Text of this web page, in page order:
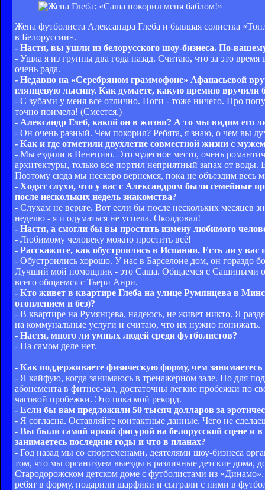
Жена футболиста Александра Глеба и бывшая солистка
в Белоруссии».
- Настя, вы ушли из белорусского шоу-бизнеса. По-
- Ушла я из группы два года назад. Считаю, что за это
очень рада.
- Недавно на «Серебряном граммофоне» Афанасьевой
глянцевую лысину. Как думаете, какую премию вручили
- С зубами у меня все отлично. Ноги - тоже ничего. Про
точно поимела! (Смеется.)
- Александр Глеб, какой он в жизни? А то мы видим его
- Он очень разный. Чем покорил? Ребята, я знаю, о чем вы
- Как и где отметили двухлетие совместной жизни с
- Мы ездили в Венецию. Это чудесное место, очень
архитектуры, только все портил неприятный запах от
Поэтому сюда мы нескоро вернемся, пока не объездим весь
- Ходят слухи, что у вас с Александром были
после нескольких недель знакомства?
- Слухам не верьте. Вот если бы после нескольких месяцев
неделю - я и одуматься не успела. Околдовал!
- Настя, а смогли бы вы простить измену любимого
- Любимому человеку можно простить всё!
- Расскажите, как обустроились в Испании. Есть ли у
- Обустроились хорошо. У нас в Барселоне дом, он
Лучший мой помощник - это Саша. Общаемся с Сашиными
всего общаемся с Тьери Анри.
- Кто живет в квартире Глеба на улице Румянцева в
отоплением и без)?
- В квартире на Румянцева, надеюсь, не живет никто. Я
на коммунальные услуги и считаю, что их нужно понижать.
- Настя, много ли умных людей среди футболистов?
- На самом деле нет.
- Как поддерживаете физическую форму, чем занимаетесь
- Я кайфую, когда занимаюсь в тренажерном зале. Но для
абонемента в фитнес-зал, достаточны легкие пробежки по
часовой пробежки. Это пока мой рекорд.
- Если бы вам предложили 50 тысяч долларов за
- Я согласна. Оставляйте контактные данные. Чего не
- Вы были самой яркой фигурой на белорусской сцене и
занимаетесь последние годы и что в планах?
- Год назад мы со спортсменами, деятелями шоу-бизнеса
том, что мы организуем выезды в различные детские дома,
Стародорожском детском доме с футболистами из
ребят в форму, подарили шарфики и сыграли с ними в